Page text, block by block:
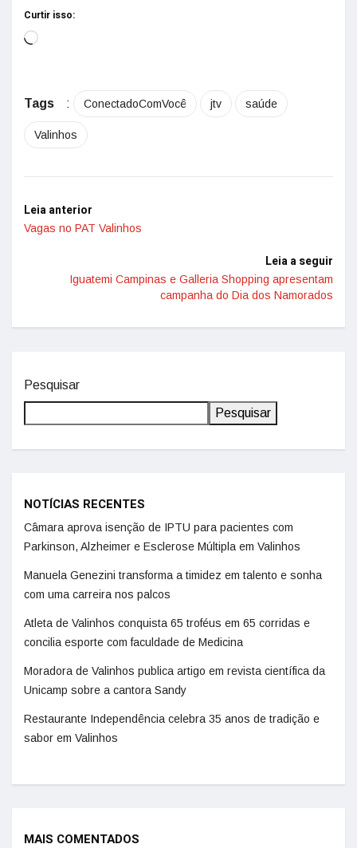
Curtir isso:
Tags : ConectadoComVocê jtv saúde
Valinhos
Leia anterior
Vagas no PAT Valinhos
Leia a seguir
Iguatemi Campinas e Galleria Shopping apresentam
campanha do Dia dos Namorados
Pesquisar
Pesquisar
NOTÍCIAS RECENTES
Câmara aprova isenção de IPTU para pacientes com
Parkinson, Alzheimer e Esclerose Múltipla em Valinhos
Manuela Genezini transforma a timidez em talento e sonha
com uma carreira nos palcos
Atleta de Valinhos conquista 65 troféus em 65 corridas e
concilia esporte com faculdade de Medicina
Moradora de Valinhos publica artigo em revista científica da
Unicamp sobre a cantora Sandy
Restaurante Independência celebra 35 anos de tradição e
sabor em Valinhos
MAIS COMENTADOS